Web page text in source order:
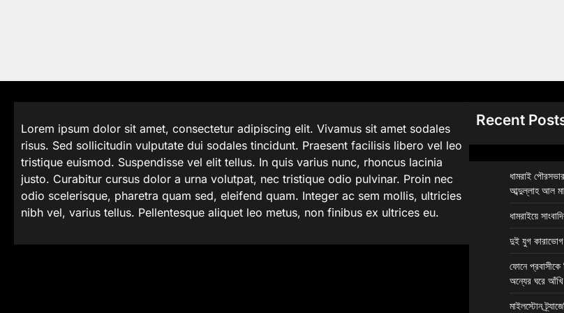
Lorem ipsum dolor sit amet, consectetur adipiscing elit. Vivamus sit amet sodales
risus. Sed sollicitudin vulputate dui sodales tincidunt. Praesent facilisis libero vel leo
tristique euismod. Suspendisse vel elit tellus. In quis varius nunc, rhoncus lacinia
justo. Curabitur cursus dolor a urna volutpat, nec tristique odio pulvinar. Proin nec
odio scelerisque, pharetra quam sed, eleifend quam. Integer ac sem mollis, ultricies
nibh vel, varius tellus. Pellentesque aliquet leo metus, non finibus ex ultrices eu.
Recent
ধামরাই
আব্দুল্লাহ আল
ধামরাইয়ে
দুই যুগ কারাভোগ
ফোনে প্রবাসীকে
অন্যের ঘরে আঁখি
মাইলস্টোন